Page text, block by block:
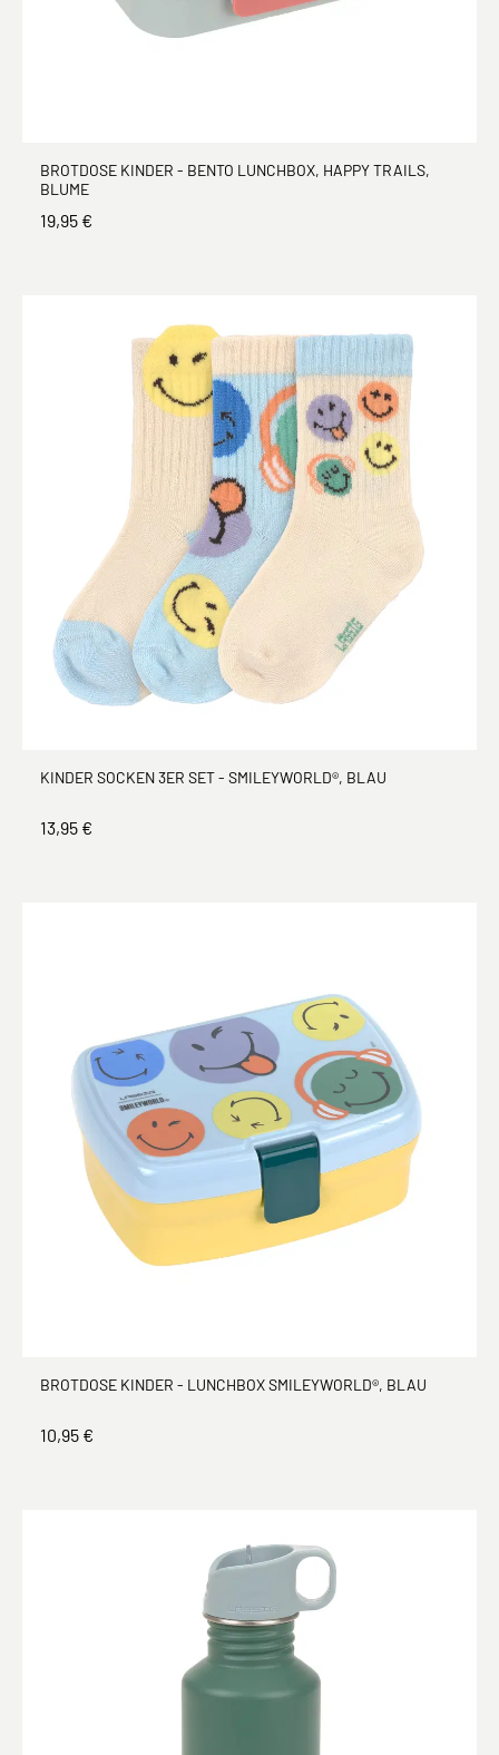
BROTDOSE KINDER - BENTO LUNCHBOX, HAPPY TRAILS,
BLUME
19,95 €
KINDER SOCKEN 3ER SET - SMILEYWORLD®, BLAU
13,95 €
BROTDOSE KINDER - LUNCHBOX SMILEYWORLD®, BLAU
10,95 €